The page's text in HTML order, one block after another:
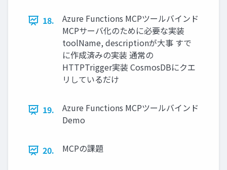
18.
Azure Functions MCPツールバインド
MCPサーバ化のために必要な実装
toolName, descriptionが大事 すで
に作成済みの実装 通常の
HTTPTrigger実装 CosmosDBにクエ
リしているだけ
19.
Azure Functions MCPツールバインド
Demo
20. MCPの課題